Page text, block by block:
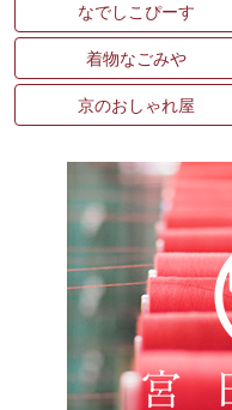
なでしこぴーす
着物なごみや
京のおしゃれ屋